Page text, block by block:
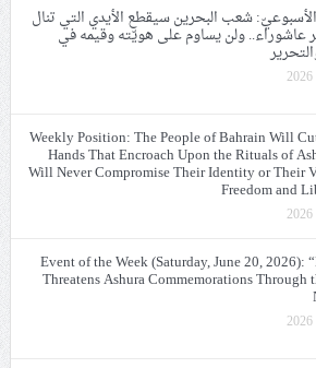
شعب البحرين سيقطع الأيدي التي تنال
عاشوراء.. ولن يساوم على هويّته وقيمه في
Weekly Position: The People of Bahrain Will
Hands That Encroach Upon the Rituals of
Will Never Compromise Their Identity or Their
Freedom and
Event of the Week (Saturday, June 20, 2026):
Threatens Ashura Commemorations Through